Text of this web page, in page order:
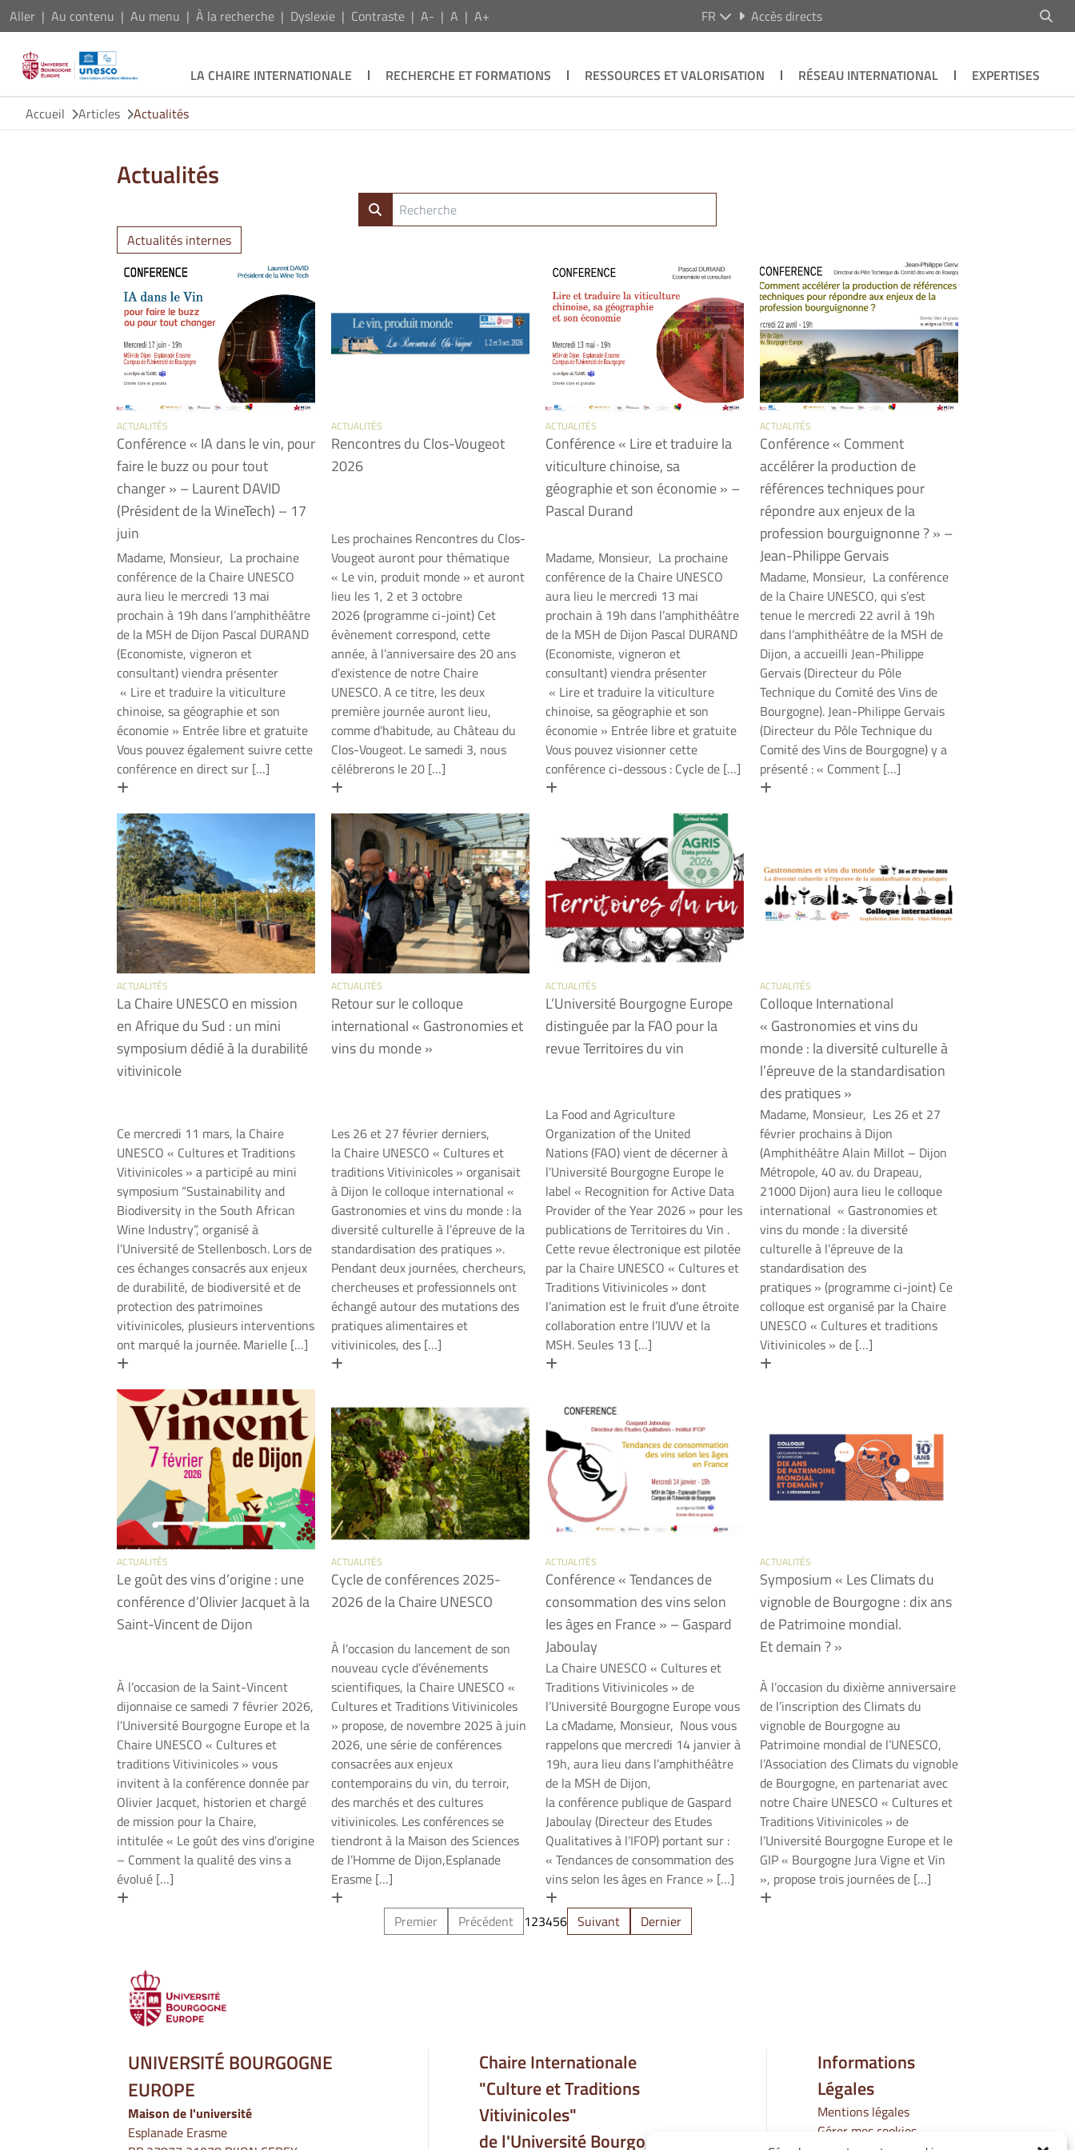
Aller Au contenu Au menu À la recherche Dyslexie Contraste A- A A+ FR Accès directs
LA CHAIRE INTERNATIONALE RECHERCHE ET FORMATIONS RESSOURCES ET VALORISATION RÉSEAU INTERNATIONAL
EXPERTISES
Accueil
Articles Actualités
Actualités
Actualités internes
ACTUALITÉS
Conférence « IA dans le vin, pour
faire le buzz ou pour tout
changer » – Laurent DAVID
(Président de la WineTech) – 17
juin
Madame, Monsieur, La prochaine
conférence de la Chaire UNESCO
aura lieu le mercredi 13 mai
prochain à 19h dans l’amphithéâtre
de la MSH de Dijon Pascal DURAND
(Economiste, vigneron et
consultant) viendra présenter
« Lire et traduire la viticulture
chinoise, sa géographie et son
économie » Entrée libre et gratuite
Vous pouvez également suivre cette
conférence en direct sur […]
ACTUALITÉS
Rencontres du Clos-Vougeot
2026
Les prochaines Rencontres du Clos-
Vougeot auront pour thématique
« Le vin, produit monde » et auront
lieu les 1, 2 et 3 octobre
2026 (programme ci-joint) Cet
évènement correspond, cette
année, à l’anniversaire des 20 ans
d’existence de notre Chaire
UNESCO. A ce titre, les deux
première journée auront lieu,
comme d’habitude, au Château du
Clos-Vougeot. Le samedi 3, nous
célébrerons le 20 […]
ACTUALITÉS
Conférence « Lire et traduire la
viticulture chinoise, sa
géographie et son économie » –
Pascal Durand
Madame, Monsieur, La prochaine
conférence de la Chaire UNESCO
aura lieu le mercredi 13 mai
prochain à 19h dans l’amphithéâtre
de la MSH de Dijon Pascal DURAND
(Economiste, vigneron et
consultant) viendra présenter
« Lire et traduire la viticulture
chinoise, sa géographie et son
économie » Entrée libre et gratuite
Vous pouvez visionner cette
conférence ci-dessous : Cycle de […]
ACTUALITÉS
Conférence « Comment
accélérer la production de
références techniques pour
répondre aux enjeux de la
profession bourguignonne ? » –
Jean-Philippe Gervais
Madame, Monsieur, La conférence
de la Chaire UNESCO, qui s’est
tenue le mercredi 22 avril à 19h
dans l’amphithéâtre de la MSH de
Dijon, a accueilli Jean-Philippe
Gervais (Directeur du Pôle
Technique du Comité des Vins de
Bourgogne). Jean-Philippe Gervais
(Directeur du Pôle Technique du
Comité des Vins de Bourgogne) y a
présenté : « Comment […]
ACTUALITÉS
La Chaire UNESCO en mission
en Afrique du Sud : un mini
symposium dédié à la durabilité
vitivinicole
Ce mercredi 11 mars, la Chaire
UNESCO « Cultures et Traditions
Vitivinicoles » a participé au mini
symposium “Sustainability and
Biodiversity in the South African
Wine Industry”, organisé à
l’Université de Stellenbosch. Lors de
ces échanges consacrés aux enjeux
de durabilité, de biodiversité et de
protection des patrimoines
vitivinicoles, plusieurs interventions
ont marqué la journée. Marielle […]
ACTUALITÉS
Retour sur le colloque
international « Gastronomies et
vins du monde »
Les 26 et 27 février derniers,
la Chaire UNESCO « Cultures et
traditions Vitivinicoles » organisait
à Dijon le colloque international «
Gastronomies et vins du monde : la
diversité culturelle à l’épreuve de la
standardisation des pratiques ».
Pendant deux journées, chercheurs,
chercheuses et professionnels ont
échangé autour des mutations des
pratiques alimentaires et
vitivinicoles, des […]
ACTUALITÉS
L’Université Bourgogne Europe
distinguée par la FAO pour la
revue Territoires du vin
La Food and Agriculture
Organization of the United
Nations (FAO) vient de décerner à
l’Université Bourgogne Europe le
label « Recognition for Active Data
Provider of the Year 2026 » pour les
publications de Territoires du Vin .
Cette revue électronique est pilotée
par la Chaire UNESCO « Cultures et
Traditions Vitivinicoles » dont
l’animation est le fruit d’une étroite
collaboration entre l’IUVV et la
MSH. Seules 13 […]
ACTUALITÉS
Colloque International
« Gastronomies et vins du
monde : la diversité culturelle à
l’épreuve de la standardisation
des pratiques »
Madame, Monsieur, Les 26 et 27
février prochains à Dijon
(Amphithéâtre Alain Millot – Dijon
Métropole, 40 av. du Drapeau,
21000 Dijon) aura lieu le colloque
international « Gastronomies et
vins du monde : la diversité
culturelle à l’épreuve de la
standardisation des
pratiques » (programme ci-joint) Ce
colloque est organisé par la Chaire
UNESCO « Cultures et traditions
Vitivinicoles » de […]
ACTUALITÉS
Le goût des vins d’origine : une
conférence d’Olivier Jacquet à la
Saint-Vincent de Dijon
À l’occasion de la Saint-Vincent
dijonnaise ce samedi 7 février 2026,
l’Université Bourgogne Europe et la
Chaire UNESCO « Cultures et
traditions Vitivinicoles » vous
invitent à la conférence donnée par
Olivier Jacquet, historien et chargé
de mission pour la Chaire,
intitulée « Le goût des vins d’origine
– Comment la qualité des vins a
évolué […]
ACTUALITÉS
Cycle de conférences 2025-
2026 de la Chaire UNESCO
À l’occasion du lancement de son
nouveau cycle d’événements
scientifiques, la Chaire UNESCO «
Cultures et Traditions Vitivinicoles
» propose, de novembre 2025 à juin
2026, une série de conférences
consacrées aux enjeux
contemporains du vin, du terroir,
des marchés et des cultures
vitivinicoles. Les conférences se
tiendront à la Maison des Sciences
de l’Homme de Dijon,Esplanade
Erasme […]
ACTUALITÉS
Conférence « Tendances de
consommation des vins selon
les âges en France » – Gaspard
Jaboulay
La Chaire UNESCO « Cultures et
Traditions Vitivinicoles » de
l’Université Bourgogne Europe vous
La cMadame, Monsieur, Nous vous
rappelons que mercredi 14 janvier à
19h, aura lieu dans l’amphithéâtre
de la MSH de Dijon,
la conférence publique de Gaspard
Jaboulay (Directeur des Etudes
Qualitatives à l’IFOP) portant sur :
« Tendances de consommation des
vins selon les âges en France » […]
ACTUALITÉS
Symposium « Les Climats du
vignoble de Bourgogne : dix ans
de Patrimoine mondial.
Et demain ? »
À l’occasion du dixième anniversaire
de l’inscription des Climats du
vignoble de Bourgogne au
Patrimoine mondial de l’UNESCO,
l’Association des Climats du vignoble
de Bourgogne, en partenariat avec
notre Chaire UNESCO « Cultures et
Traditions Vitivinicoles » de
l’Université Bourgogne Europe et le
GIP « Bourgogne Jura Vigne et Vin
», propose trois journées de […]
Premier
Précédent 123456 Suivant Dernier
UNIVERSITÉ BOURGOGNE
EUROPE
Maison de l'université
Esplanade Erasme
Chaire Internationale
"Culture et Traditions
Vitivinicoles"
de l'Université Bourgogne
Informations
Légales
Mentions légales
Gérer mes cookies